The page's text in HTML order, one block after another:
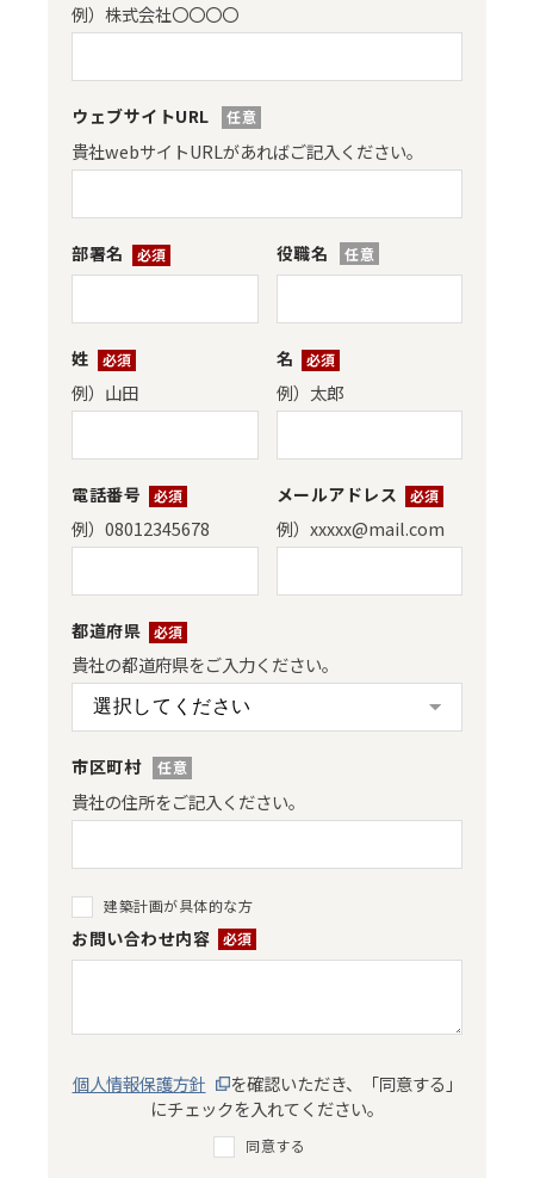
例）株式会社〇〇〇〇
ウェブサイトURL
貴社webサイトURLがあればご記入ください。
部署名 役職名
姓
例）山田
名
例）太郎
電話番号
例）08012345678
メールアドレス
例）xxxxx@mail.com
都道府県
貴社の都道府県をご入力ください。
市区町村
貴社の住所をご記入ください。
建築計画が具体的な方
お問い合わせ内容
個人情報保護方針
を確認いただき、「同意する」
にチェックを入れてください。
同意する